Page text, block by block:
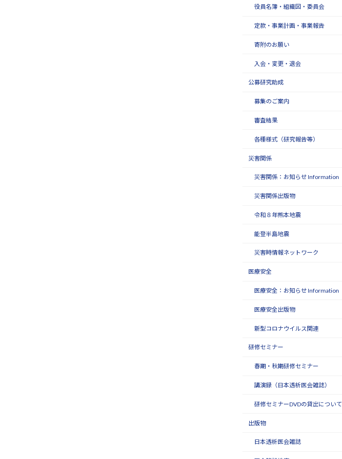
役員名簿・組織図・委員会
定款・事業計画・事業報告
寄附のお願い
入会・変更・退会
公募研究助成
募集のご案内
審査結果
各種様式（研究報告等）
災害関係
災害関係：お知らせ Information
災害関係出版物
令和８年熊本地震
能登半島地震
災害時情報ネットワーク
医療安全
医療安全：お知らせ Information
医療安全出版物
新型コロナウイルス関連
研修セミナー
春期・秋期研修セミナー
講演録（日本透析医会雑誌）
研修セミナーDVDの貸出について
出版物
日本透析医会雑誌